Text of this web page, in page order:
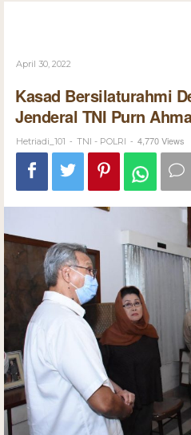
April 30, 2022
Kasad Bersilaturahmi
Jenderal TNI Purn
Hetriadi_101 - TNI - POLRI - 4,770 Views